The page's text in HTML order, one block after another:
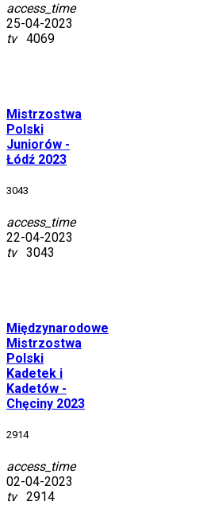
access_time
25-04-2023
tv4069
Mistrzostwa
Polski
Juniorów -
Łódź 2023
3043
access_time
22-04-2023
tv3043
Międzynarodowe
Mistrzostwa
Polski
Kadetek i
Kadetów -
Chęciny 2023
2914
access_time
02-04-2023
tv2914